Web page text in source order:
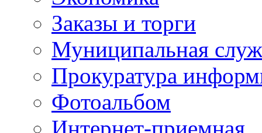
Заказы и торги
Муниципальная
Прокуратура
Фотоальбом